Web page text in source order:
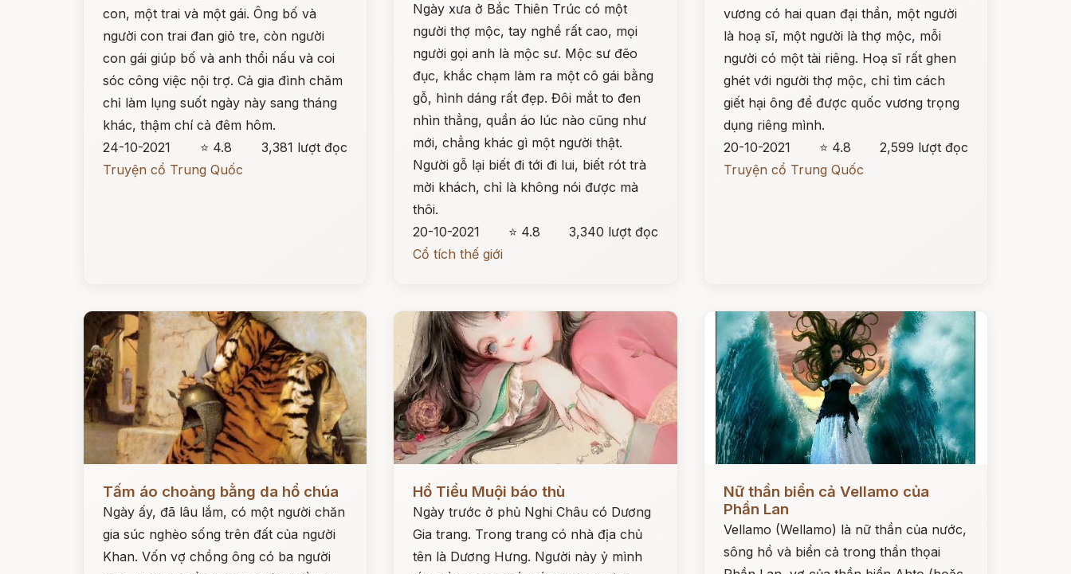
con, một trai và một gái. Ông bố và
người con trai đan giỏ tre, còn người
con gái giúp bố và anh thổi nấu và coi
sóc công việc nội trợ. Cả gia đình chăm
chỉ làm lụng suốt ngày này sang tháng
khác, thậm chí cả đêm hôm.
24-10-2021
⭐ 4.8
3,381 lượt đọc
Truyện cổ Trung Quốc
Ngày xưa ở Bắc Thiên Trúc có một
người thợ mộc, tay nghề rất cao, mọi
người gọi anh là mộc sư. Mộc sư đẽo
đục, khắc chạm làm ra một cô gái bằng
gỗ, hình dáng rất đẹp. Đôi mắt to đen
nhìn thẳng, quần áo lúc nào cũng như
mới, chẳng khác gì một người thật.
Người gỗ lại biết đi tới đi lui, biết rót trà
mời khách, chỉ là không nói được mà
thôi.
20-10-2021
⭐ 4.8
3,340 lượt đọc
Cổ tích thế giới
vương có hai quan đại thần, một người
là hoạ sĩ, một người là thợ mộc, mỗi
người có một tài riêng. Hoạ sĩ rất ghen
ghét với người thợ mộc, chỉ tìm cách
giết hại ông để được quốc vương trọng
dụng riêng mình.
20-10-2021
⭐ 4.8
2,599 lượt đọc
Truyện cổ Trung Quốc
Đọc ngay
Tấm áo choàng bằng da hổ chúa
Ngày ấy, đã lâu lắm, có một người chăn
gia súc nghèo sống trên đất của người
Khan. Vốn vợ chồng ông có ba người
Đọc ngay
Hồ Tiểu Muội báo thù
Ngày trước ở phủ Nghi Châu có Dương
Gia trang. Trong trang có nhà địa chủ
tên là Dương Hưng. Người này ỷ mình
Nữ thần biển cả Vellamo của
Phần Lan
Vellamo (Wellamo) là nữ thần của nước,
sông hồ và biển cả trong thần thọai